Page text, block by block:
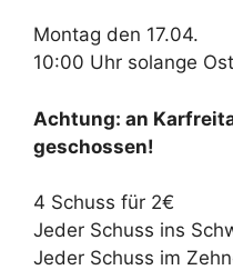
Montag den 17.04.
10:00 Uhr solange
Achtung: an
geschossen!
4 Schuss für 2€
Jeder Schuss ins
Jeder Schuss im